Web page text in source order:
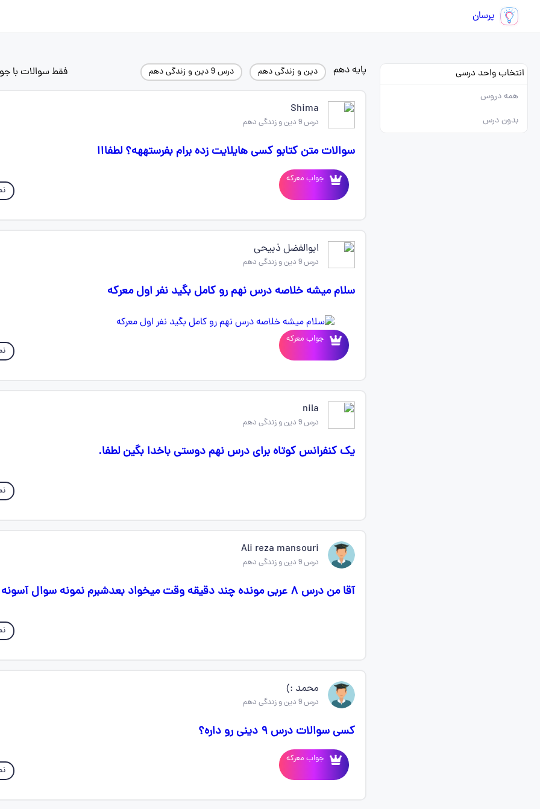
پرسان
انتخاب واحد درسی
همه دروس
بدون درس
پایه دهم دین و زندگی دهم درس 9 دین و زندگی دهم فقط سوالات با
Shima
درس 9 دین و زندگی دهم
سوالات متن کتابو کسی هایلایت زده برام بفرستههه؟ لطفااا
جواب معرکه
ابوالفضل ذبیحی
درس 9 دین و زندگی دهم
سلام میشه خلاصه درس نهم رو کامل بگید نفر اول معرکه
جواب معرکه
nila
درس 9 دین و زندگی دهم
یک کنفرانس کوتاه برای درس نهم دوستی باخدا بگین لطفا.
Ali reza mansouri
درس 9 دین و زندگی دهم
آقا من درس ۸ عربی مونده چند دقیقه وقت میخواد بعدشبرم نمونه سوال آسونه ؟؟
محمد :)
درس 9 دین و زندگی دهم
کسی سوالات درس ۹ دینی رو داره؟
جواب معرکه